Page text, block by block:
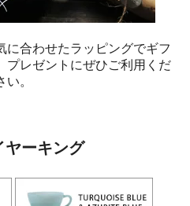
に合わせたラッピングでギフ
プレゼントにぜひご利用くだ
い。
ーキング